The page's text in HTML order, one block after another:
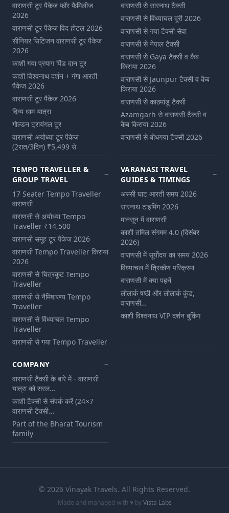
वाराणसी टूर पैकेज फॉर फैमिलीज
2026
वाराणसी टूर पैकेज विद होटल 2026
सीनियर सिटिजन वाराणसी टूर पैकेज
2026
काशी गया प्रयाग पिंड दान टूर
काशी विश्वनाथ दर्शन + गंगा आरती
पैकेज 2026
वाराणसी टूर पैकेज 2026
दिव्य धाम यात्रा
गोल्डन ट्रायंगल टूर
वाराणसी अयोध्या टूर पैकेज
(2रात/3दिन) ₹5,499 से
वाराणसी से सारनाथ टैक्सी
वाराणसी से विंध्याचल दूरी 2026
वाराणसी से गया टैक्सी सेवा
वाराणसी से नेपाल टैक्सी
वाराणसी से Gaya टैक्सी व कैब
किराया 2026
वाराणसी से Jaunpur टैक्सी व कैब
किराया 2026
वाराणसी से काठमांडू टैक्सी
Azamgarh से वाराणसी टैक्सी व
कैब किराया 2026
वाराणसी से बोधगया टैक्सी 2026
TEMPO TRAVELLER &
GROUP TRAVEL
17 Seater Tempo Traveller
वाराणसी
वाराणसी से अयोध्या Tempo
Traveller ₹14,500
वाराणसी समूह टूर पैकेज 2026
वाराणसी Tempo Traveller किराया
2026
वाराणसी से चित्रकूट Tempo
Traveller
वाराणसी से नैमिषारण्य Tempo
Traveller
वाराणसी से विंध्याचल Tempo
Traveller
वाराणसी से गया Tempo Traveller
VARANASI TRAVEL
GUIDES & TIMINGS
अस्सी घाट आरती समय 2026
सारनाथ टाइमिंग 2026
मानसून में वाराणसी
काशी तमिल संगमम 4.0 (दिसंबर
2026)
वाराणसी में सूर्योदय का समय 2026
विंध्याचल में त्रिकोण परिक्रमा
वाराणसी में क्या पहनें
लोलार्क षष्ठी और लोलार्क कुंड,
वाराणसी…
काशी विश्वनाथ VIP दर्शन बुकिंग
COMPANY
वाराणसी टैक्सी के बारे में - वाराणसी
यात्रा को सरल…
काशी टैक्सी से संपर्क करें (24×7
वाराणसी टैक्सी…
Part of the Bharat Tourism
family
© 2026 Vinayak Travels. All Rights Reserved.
Made and managed with ♥ by Vista Labs